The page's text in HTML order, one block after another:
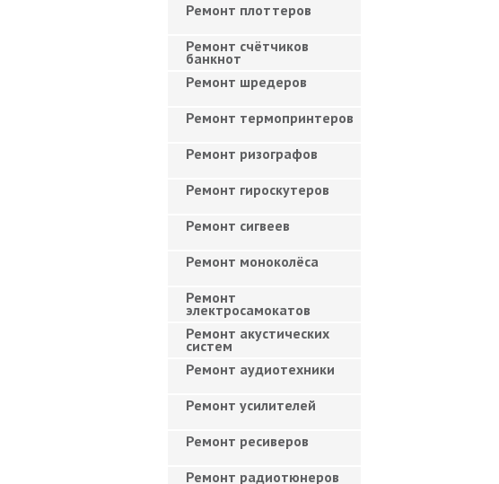
Ремонт плоттеров
Ремонт счётчиков
банкнот
Ремонт шредеров
Ремонт термопринтеров
Ремонт ризографов
Ремонт гироскутеров
Ремонт сигвеев
Ремонт моноколёса
Ремонт
электросамокатов
Ремонт акустических
систем
Ремонт аудиотехники
Ремонт усилителей
Ремонт ресиверов
Ремонт радиотюнеров